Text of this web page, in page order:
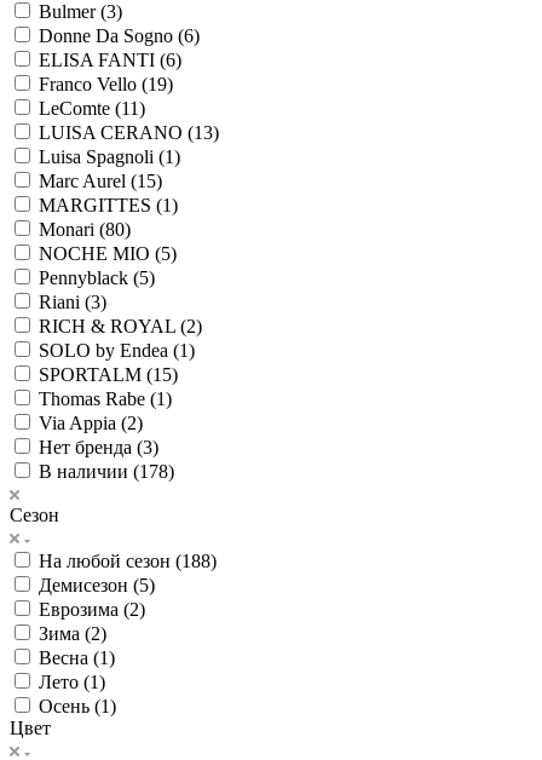
Bulmer (3)
Donne Da Sogno (6)
ELISA FANTI (6)
Franco Vello (19)
LeComte (11)
LUISA CERANO (13)
Luisa Spagnoli (1)
Marc Aurel (15)
MARGITTES (1)
Monari (80)
NOCHE MIO (5)
Pennyblack (5)
Riani (3)
RICH & ROYAL (2)
SOLO by Endea (1)
SPORTALM (15)
Thomas Rabe (1)
Via Appia (2)
Нет бренда (3)
В наличии (178)
Сезон
На любой сезон (188)
Демисезон (5)
Еврозима (2)
Зима (2)
Весна (1)
Лето (1)
Осень (1)
Цвет